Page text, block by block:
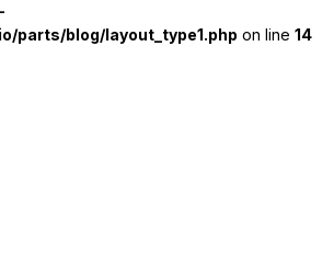
parts/blog/layout_type1.php on line 14